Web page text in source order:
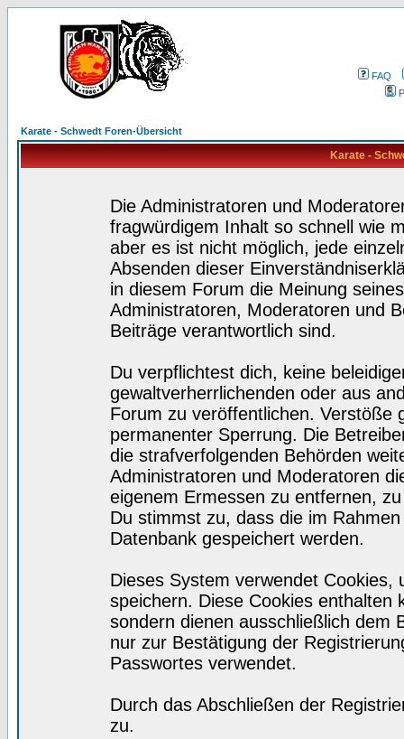
FAQ
Karate - Schwedt Foren-Übersicht
Karate -
Die Administratoren und
fragwürdigem Inhalt so schnell wie
aber es ist nicht möglich, jede
Absenden dieser
in diesem Forum die Meinung
Administratoren, Moderatoren und
Beiträge verantwortlich sind.
Du verpflichtest dich, keine
gewaltverherrlichenden oder aus
Forum zu veröffentlichen. Verstöße
permanenter Sperrung. Die
die strafverfolgenden Behörden
Administratoren und Moderatoren
eigenem Ermessen zu entfernen,
Du stimmst zu, dass die im
Datenbank gespeichert werden.
Dieses System verwendet
speichern. Diese Cookies enthalten
sondern dienen ausschließlich dem
nur zur Bestätigung der
Passwortes verwendet.
Durch das Abschließen der
zu.